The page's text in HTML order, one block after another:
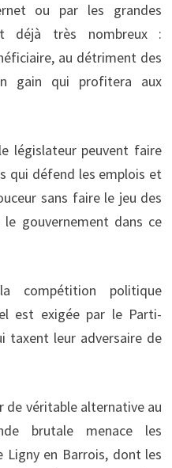
ou par les grandes
déjà très nombreux :
au détriment des
gain qui profitera aux
législateur peuvent faire
qui défend les emplois et
sans faire le jeu des
le gouvernement dans ce
compétition politique
est exigée par le Parti-
taxent leur adversaire de
de véritable alternative au
brutale menace les
Ligny en Barrois, dont les